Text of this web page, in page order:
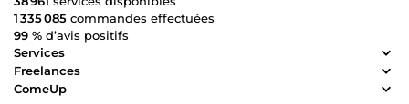
1 335 085 commandes effectuées
99 % d’avis positifs
Services
Freelances
ComeUp